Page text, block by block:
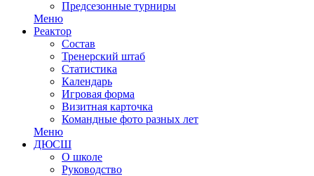
Предсезонные турниры
Меню
Реактор
Состав
Тренерский штаб
Статистика
Календарь
Игровая форма
Визитная карточка
Командные фото разных лет
Меню
ДЮСШ
О школе
Руководство